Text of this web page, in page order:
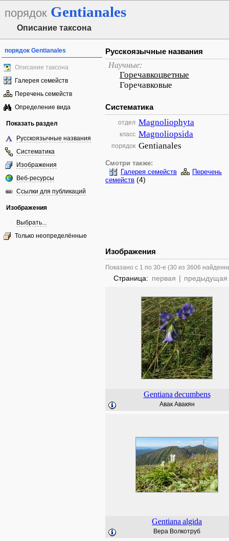
порядок Gentianales
Описание таксона
порядок Gentianales
Описание таксона
Галерея семейств
Перечень семейств
Определение вида
Показать раздел
Русскоязычные названия
Систематика
Изображения
Веб-ресурсы
Ссылки для публикаций
Изображения
Выбрать...
Только неопределённые
Русскоязычные названия
Научные:
Горечавкоцветные
Горечавковые
Систематика
отдел Magnoliophyta
класс Magnoliopsida
порядок Gentianales
Смотри также:
Галерея семейств
Перечень
семейств (4)
Изображения
Показано с 1 по 30-е (30 из 3606
Страница: первая | предыдущая
Gentiana decumbens
Авак Авакян
Gentiana algida
Вера Волкотруб